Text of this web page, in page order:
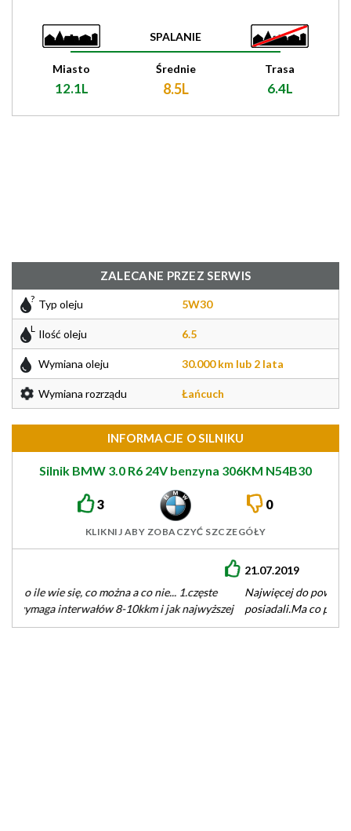
SPALANIE
Miasto
12.1L
Średnie
8.5L
Trasa
6.4L
ZALECANE PRZEZ SERWIS
Typ oleju 5W30
Ilość oleju 6.5
Wymiana oleju 30.000 km lub 2 lata
Wymiana rozrządu Łańcuch
INFORMACJE O SILNIKU
Silnik BMW 3.0 R6 24V benzyna 306KM N54B30
3 0
KLIKNIJ ABY ZOBACZYĆ SZCZEGÓŁY
Najwięcej do powiedzenia o tym silniku mają ci co nigdy go nie
posiadali.Ma co prawda kilka bolączek, ale większość
kosztuje…